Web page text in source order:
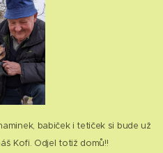
babiček i tetiček si bude už
Kofi. Odjel totiž domů!!